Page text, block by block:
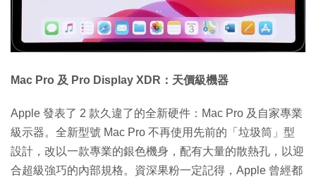
Mac Pro 及 Pro Display XDR：天價級機器
Apple 發表了 2 款久違了的全新硬件：Mac Pro 及自家專業
級示器。全新型號 Mac Pro 不再使用先前的「垃圾筒」型
設計，改以一款專業的銀色機身，配有大量的散熱孔，以迎
合超級強巧的內部規格。資深果粉一定記得，Apple 曾經都